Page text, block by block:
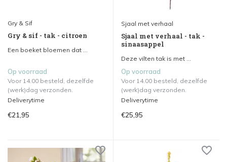
Gry & Sif
Gry & sif - tak - citroen
Een boeket bloemen dat ...
Op voorraad
Voor 14.00 besteld, dezelfde
(werk)dag verzonden.
Deliverytime
€21,95
Sjaal met verhaal
Sjaal met verhaal - tak -
sinaasappel
Deze vilten tak is met ...
Op voorraad
Voor 14.00 besteld, dezelfde
(werk)dag verzonden.
Deliverytime
€25,95